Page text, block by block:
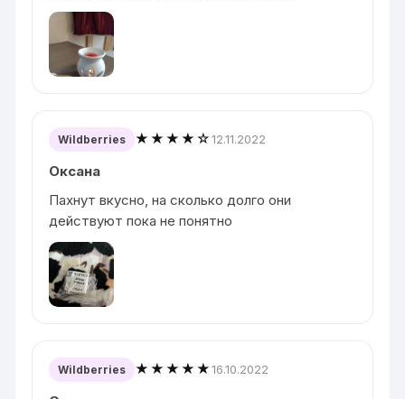
Wildberries ★★★★☆12.11.2022
Оксана
Пахнут вкусно, на сколько долго они
действуют пока не понятно
Wildberries ★★★★★16.10.2022